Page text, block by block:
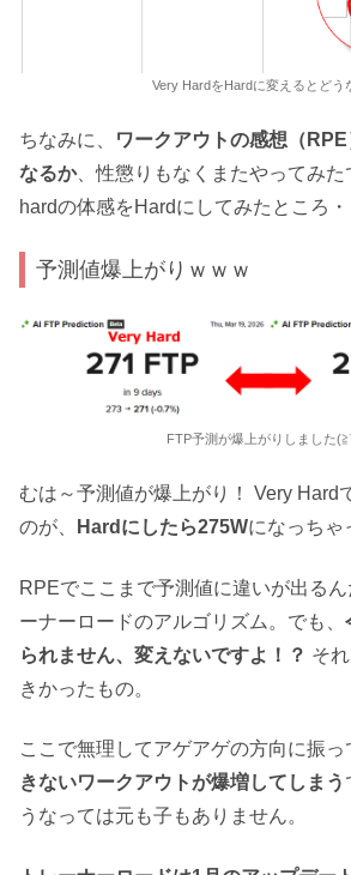
Very HardをHardに変えるとどう
ちなみに、
ワークアウトの感想（
なるか、性懲りもなくまたやってみ
hardの体感をHardにしてみたところ・
予測値爆上がりｗｗｗ
FTP予測が爆上がりしました
むは～予測値が爆上がり！ Very Hard
のが、
Hardにしたら275Wになっち
RPEでここまで予測値に違いが出る
ーナーロードのアルゴリズム。でも、
られません、変えないですよ！？ そ
きかったもの。
ここで無理してアゲアゲの方向に振っ
きないワークアウトが爆増してしまう
うなっては元も子もありません。